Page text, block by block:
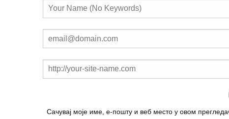
Сачувај моје име, е-пошту и веб место у овом